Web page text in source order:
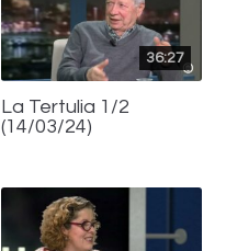
36:27
La Tertulia 1/2
(14/03/24)